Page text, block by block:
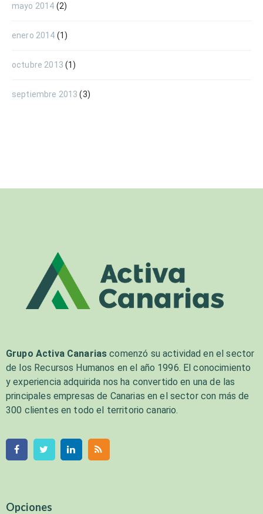
mayo 2014 (2)
enero 2014 (1)
octubre 2013 (1)
septiembre 2013 (3)
Grupo Activa Canarias comenzó su actividad en el sector
de los Recursos Humanos en el año 1996. El conocimiento
y experiencia adquirida nos ha convertido en una de las
principales empresas de Canarias en el sector con más de
300 clientes en todo el territorio canario.
Opciones